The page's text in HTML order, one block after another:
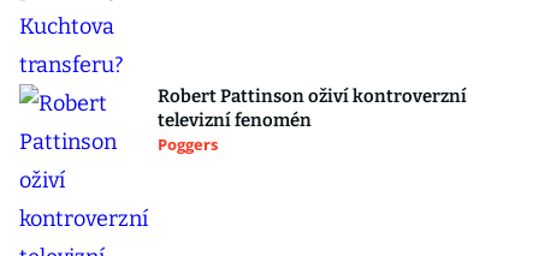
Robert Pattinson oživí kontroverzní
televizní fenomén
Poggers